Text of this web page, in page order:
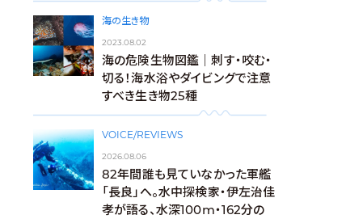
海の生き物
2023.08.02
海の危険生物図鑑｜刺す・咬む・
切る！海水浴やダイビングで注意
すべき生き物25種
VOICE/REVIEWS
2026.08.06
82年間誰も見ていなかった軍艦
「長良」へ。水中探検家・伊左治佳
孝が語る、水深100m・162分の